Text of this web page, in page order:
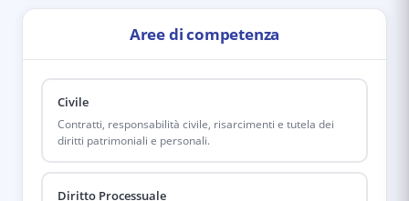
Aree di competenza
Civile
Contratti, responsabilità civile, risarcimenti e tutela dei
diritti patrimoniali e personali.
Diritto Processuale